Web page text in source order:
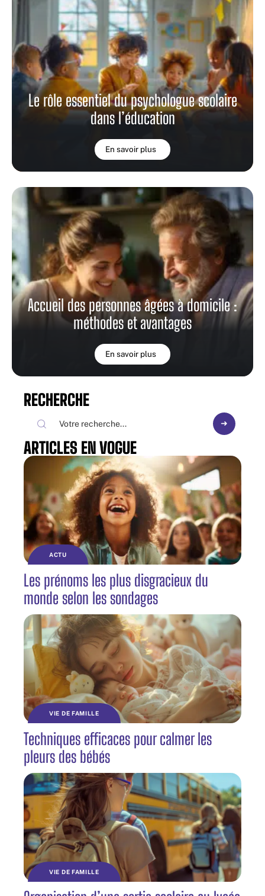
Le rôle essentiel du psychologue scolaire
dans l’éducation
En savoir plus
Accueil des personnes âgées à domicile :
méthodes et avantages
En savoir plus
RECHERCHE
ARTICLES EN VOGUE
ACTU
Les prénoms les plus disgracieux du
monde selon les sondages
VIE DE FAMILLE
Techniques efficaces pour calmer les
pleurs des bébés
VIE DE FAMILLE